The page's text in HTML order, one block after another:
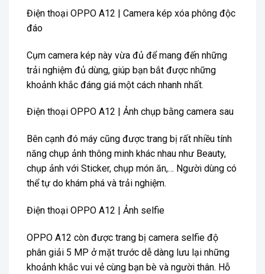
Điện thoại OPPO A12 | Camera kép xóa phông độc
đáo
Cụm camera kép này vừa đủ để mang đến những
trải nghiệm đủ dùng, giúp bạn bắt được những
khoảnh khắc đáng giá một cách nhanh nhất.
Điện thoại OPPO A12 | Ảnh chụp bằng camera sau
Bên cạnh đó máy cũng được trang bị rất nhiều tính
năng chụp ảnh thông minh khác nhau như Beauty,
chụp ảnh với Sticker, chụp món ăn,… Người dùng có
thể tự do khám phá và trải nghiệm.
Điện thoại OPPO A12 | Ảnh selfie
OPPO A12 còn được trang bị camera selfie độ
phân giải 5 MP ở mặt trước dễ dàng lưu lại những
khoảnh khắc vui vẻ cùng bạn bè và người thân. Hỗ